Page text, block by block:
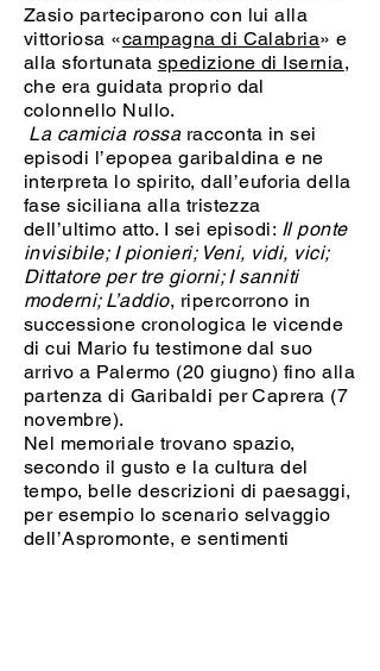
Zasio parteciparono con lui alla
vittoriosa «campagna di Calabria» e
alla sfortunata spedizione di Isernia,
che era guidata proprio dal
colonnello Nullo.
La camicia rossaracconta in sei
episodi l’epopea garibaldina e ne
interpreta lo spirito, dall’euforia della
fase siciliana alla tristezza
dell’ultimo atto. I sei episodi: Il ponte
invisibile; I pionieri; Veni, vidi, vici;
Dittatore per tre giorni; I sanniti
moderni; L’addio, ripercorrono in
successione cronologica le vicende
di cui Mario fu testimone dal suo
arrivo a Palermo (20 giugno) fino alla
partenza di Garibaldi per Caprera (7
novembre).
Nel memoriale trovano spazio,
secondo il gusto e la cultura del
tempo, belle descrizioni di paesaggi,
per esempio lo scenario selvaggio
dell’Aspromonte, e sentimenti